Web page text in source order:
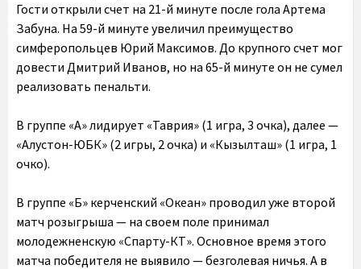
Гости открыли счет на 21-й минуте после гола Артема
Забуна. На 59-й минуте увеличил преимущество
симферопольцев Юрий Максимов. До крупного счет мог
довести Дмитрий Иванов, но на 65-й минуте он не сумел
реализовать пенальти.
В группе «А» лидирует «Таврия» (1 игра, 3 очка), далее —
«Алустон-ЮБК» (2 игры, 2 очка) и «Кызылташ» (1 игра, 1
очко).
В группе «Б» керченский «Океан» проводил уже второй
матч розыгрыша — на своем поле принимал
молодежненскую «Спарту-КТ». Основное время этого
матча победителя не выявило — безголевая ничья. А в